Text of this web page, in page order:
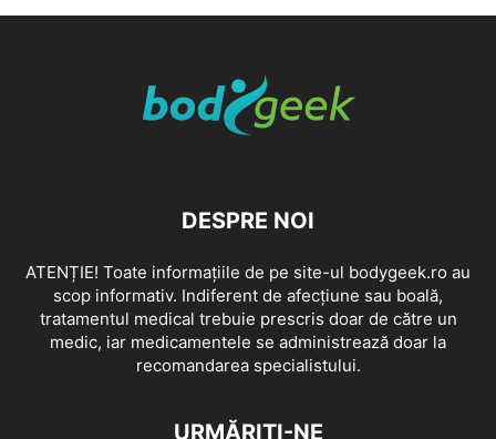
DESPRE NOI
ATENȚIE! Toate informațiile de pe site-ul bodygeek.ro au
scop informativ. Indiferent de afecțiune sau boală,
tratamentul medical trebuie prescris doar de către un
medic, iar medicamentele se administrează doar la
recomandarea specialistului.
URMĂRIȚI-NE